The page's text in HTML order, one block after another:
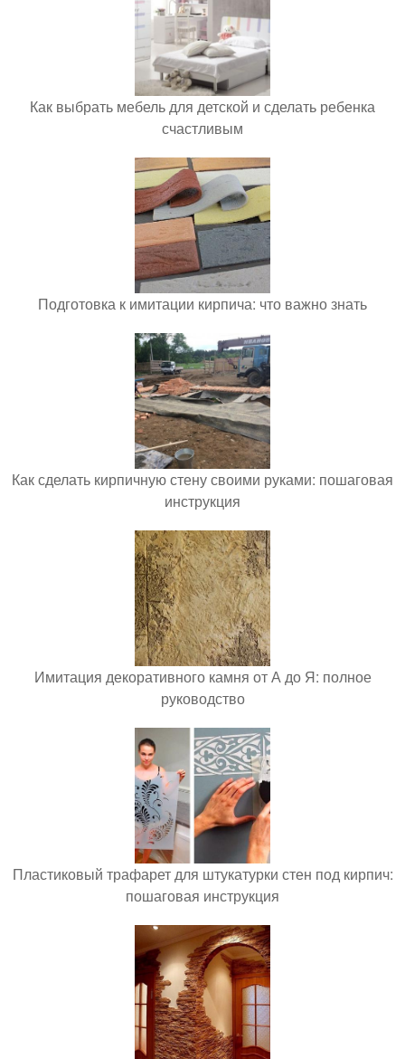
Как выбрать мебель для детской и сделать ребенка
счастливым
Подготовка к имитации кирпича: что важно знать
Как сделать кирпичную стену своими руками: пошаговая
инструкция
Имитация декоративного камня от А до Я: полное
руководство
Пластиковый трафарет для штукатурки стен под кирпич:
пошаговая инструкция